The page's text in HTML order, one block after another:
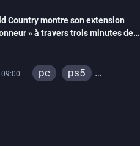
Country montre son extension
» à travers trois minutes de
pc
ps5